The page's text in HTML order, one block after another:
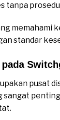
tanpa
standar
pusat
sangat